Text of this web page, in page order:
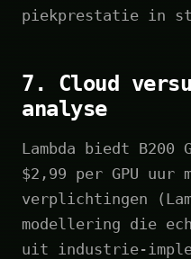
piekprestatie in
7. Cloud
analyse
Lambda biedt
$2,99 per GPU uur
verplichtingen
modellering die
uit industrie-